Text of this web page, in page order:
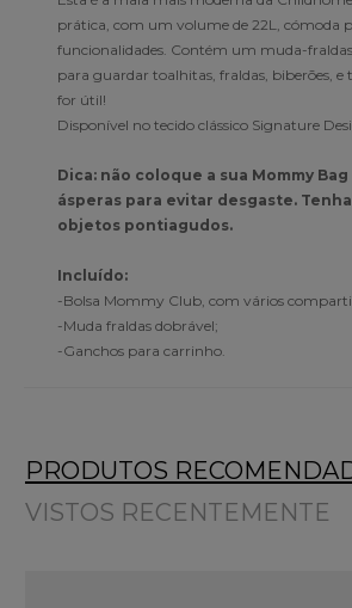
prática, com um volume de 22L, cómoda
funcionalidades. Contém um muda-
para guardar toalhitas, fraldas, biberões, e
for útil!
Disponível no tecido clássico Signature
Dica: não coloque a sua Mommy
ásperas para evitar desgaste.
objetos pontiagudos.
Incluído:
-Bolsa Mommy Club, com vários
-Muda fraldas dobrável;
-Ganchos para carrinho.
PRODUTOS
VISTOS RECENTEMENTE